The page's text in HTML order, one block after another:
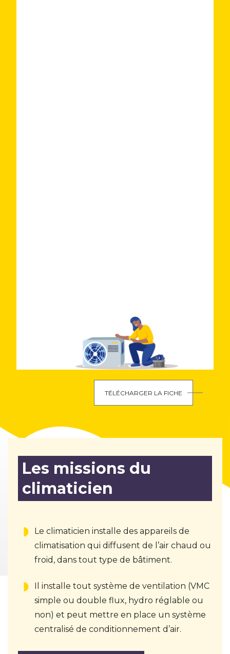
TÉLÉCHARGER LA FICHE
Les missions du
climaticien
Le climaticien installe des appareils de
climatisation qui diffusent de l’air chaud ou
froid, dans tout type de bâtiment.
Il installe tout système de ventilation (VMC
simple ou double flux, hydro réglable ou
non) et peut mettre en place un système
centralisé de conditionnement d’air.